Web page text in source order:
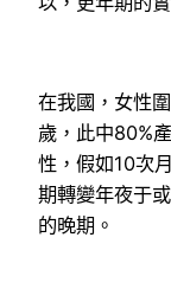
在我國，女性
歲，此中80%
性，假如10次
期轉變年夜于
的晚期。